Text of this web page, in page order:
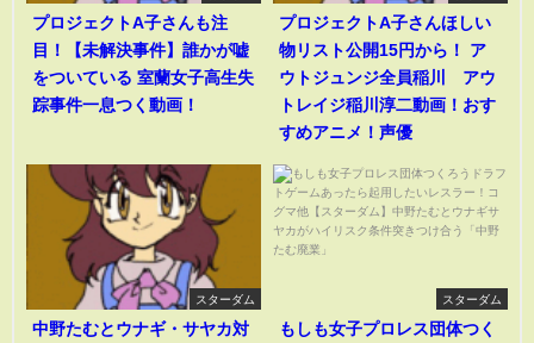
プロジェクトA子さんも注
目！【未解決事件】誰かが嘘
をついている 室蘭女子高生失
踪事件一息つく動画！
プロジェクトA子さんほしい
物リスト公開15円から！ ア
ウトジュンジ全員稲川 アウ
トレイジ稲川淳二動画！おす
すめアニメ！声優
スターダム
中野たむとウナギ・サヤカ対
スターダム
もしも女子プロレス団体つく